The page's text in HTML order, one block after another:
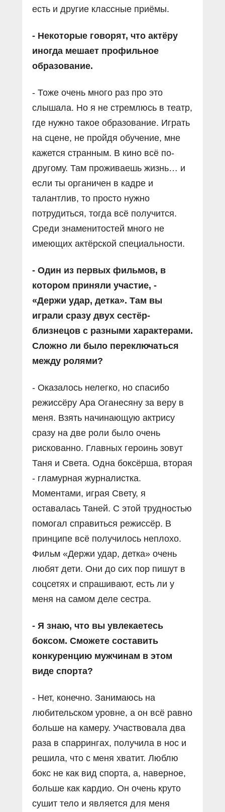
есть и другие классные приёмы.
- Некоторые говорят, что актёру
иногда мешает профильное
образование.
- Тоже очень много раз про это
слышала. Но я не стремлюсь в театр,
где нужно такое образование. Играть
на сцене, не пройдя обучение, мне
кажется странным. В кино всё по-
другому. Там проживаешь жизнь… и
если ты органичен в кадре и
талантлив, то просто нужно
потрудиться, тогда всё получится.
Среди знаменитостей много не
имеющих актёрской специальности.
- Один из первых фильмов, в
котором приняли участие, -
«Держи удар, детка». Там вы
играли сразу двух сестёр-
близнецов с разными характерами.
Сложно ли было переключаться
между ролями?
- Оказалось нелегко, но спасибо
режиссёру Ара Оганесяну за веру в
меня. Взять начинающую актрису
сразу на две роли было очень
рискованно. Главных героинь зовут
Таня и Света. Одна боксёрша, вторая
- гламурная журналистка.
Моментами, играя Свету, я
оставалась Таней. С этой трудностью
помогал справиться режиссёр. В
принципе всё получилось неплохо.
Фильм «Держи удар, детка» очень
любят дети. Они до сих пор пишут в
соцсетях и спрашивают, есть ли у
меня на самом деле сестра.
- Я знаю, что вы увлекаетесь
боксом. Сможете составить
конкуренцию мужчинам в этом
виде спорта?
- Нет, конечно. Занимаюсь на
любительском уровне, а он всё равно
больше на камеру. Участвовала два
раза в спаррингах, получила в нос и
решила, что с меня хватит. Люблю
бокс не как вид спорта, а, наверное,
больше как кардио. Он очень круто
сушит тело и является для меня